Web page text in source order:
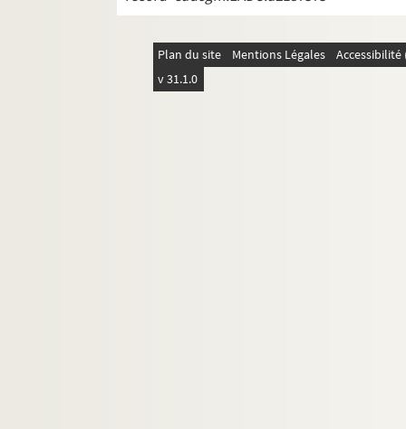
Plan du site Mentions Légales
v 31.1.0